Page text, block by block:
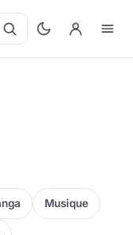
Musique